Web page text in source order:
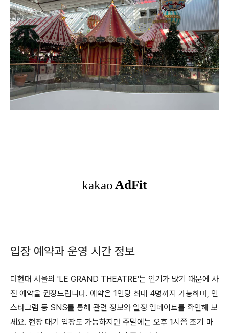
입장 예약과 운영 시간 정보
더현대 서울의 'LE GRAND THEATRE'는 인기가 많기 때문에 사
전 예약을 권장드립니다. 예약은 1인당 최대 4명까지 가능하며, 인
스타그램 등 SNS를 통해 관련 정보와 일정 업데이트를 확인해 보
세요. 현장 대기 입장도 가능하지만 주말에는 오후 1시쯤 조기 마